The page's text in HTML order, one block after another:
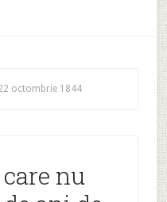
octombrie 1844
nu